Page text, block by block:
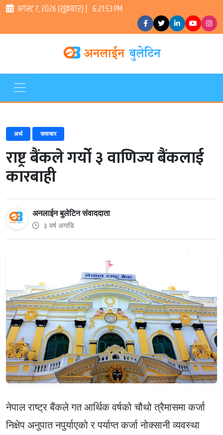
अगस्ट ७, २०२६ (शुक्रबार) | 6:21:53 PM
अर्थ समाचार
राष्ट्र बैंकले गर्यो ३ वाणिज्य बैंकलाई
कारबाही
अनलाईन बुलेटिन संवाददाता
३ वर्ष अगाडि
नेपाल राष्ट्र बैंकले गत आर्थिक वर्षको चौथो त्रैमासमा कर्जा
निक्षेप अनुपात नपुर्याएको र पर्याप्त कर्जा नोक्सानी व्यवस्था